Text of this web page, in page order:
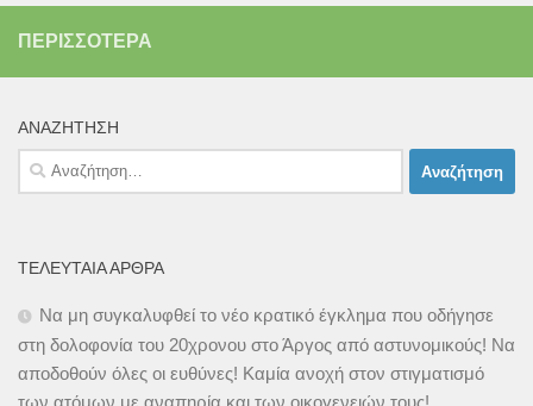
ΠΕΡΙΣΣΌΤΕΡΑ
ΑΝΑΖΉΤΗΣΗ
Αναζήτηση
για:
ΤΕΛΕΥΤΑΊΑ ΆΡΘΡΑ
Να μη συγκαλυφθεί το νέο κρατικό έγκλημα που οδήγησε
στη δολοφονία του 20χρονου στο Άργος από αστυνομικούς! Να
αποδοθούν όλες οι ευθύνες! Καμία ανοχή στον στιγματισμό